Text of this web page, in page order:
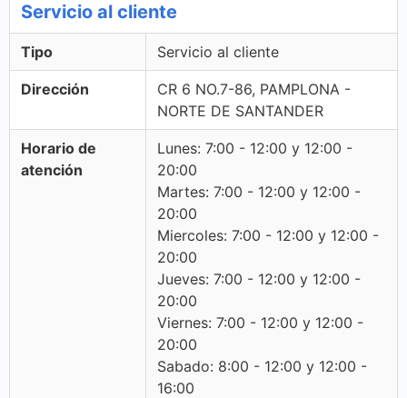
Servicio al cliente
Tipo Servicio al cliente
Dirección
CR 6 NO.7-86, PAMPLONA -
NORTE DE SANTANDER
Horario de
atención
Lunes: 7:00 - 12:00 y 12:00 -
20:00
Martes: 7:00 - 12:00 y 12:00 -
20:00
Miercoles: 7:00 - 12:00 y 12:00 -
20:00
Jueves: 7:00 - 12:00 y 12:00 -
20:00
Viernes: 7:00 - 12:00 y 12:00 -
20:00
Sabado: 8:00 - 12:00 y 12:00 -
16:00